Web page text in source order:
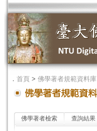
． 首頁 > 佛學著者規範資料庫
佛學著者檢索 查詢結果